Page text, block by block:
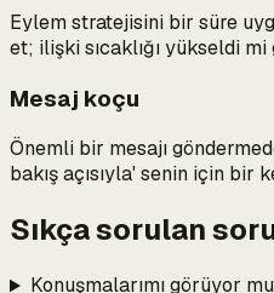
Eylem stratejisini bir süre
et; ilişki sıcaklığı yükseldi mi
Mesaj koçu
Önemli bir mesajı
bakış açısıyla' senin için bir
Sıkça sorulan
Konuşmalarımı görüyor